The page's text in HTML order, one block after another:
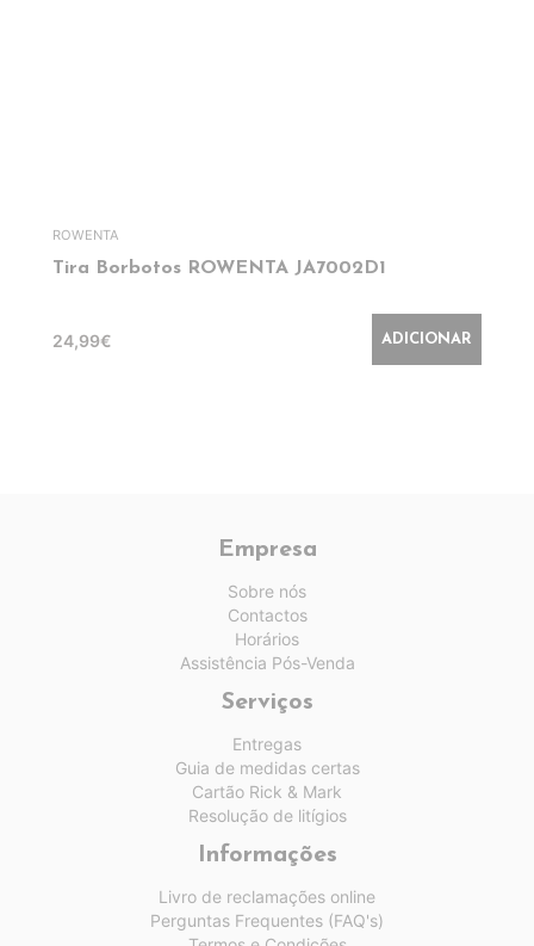
ROWENTA
Tira Borbotos ROWENTA JA7002D1
24,99€ ADICIONAR
Empresa
Sobre nós
Contactos
Horários
Assistência Pós-Venda
Serviços
Entregas
Guia de medidas certas
Cartão Rick & Mark
Resolução de litígios
Informações
Livro de reclamações online
Perguntas Frequentes (FAQ's)